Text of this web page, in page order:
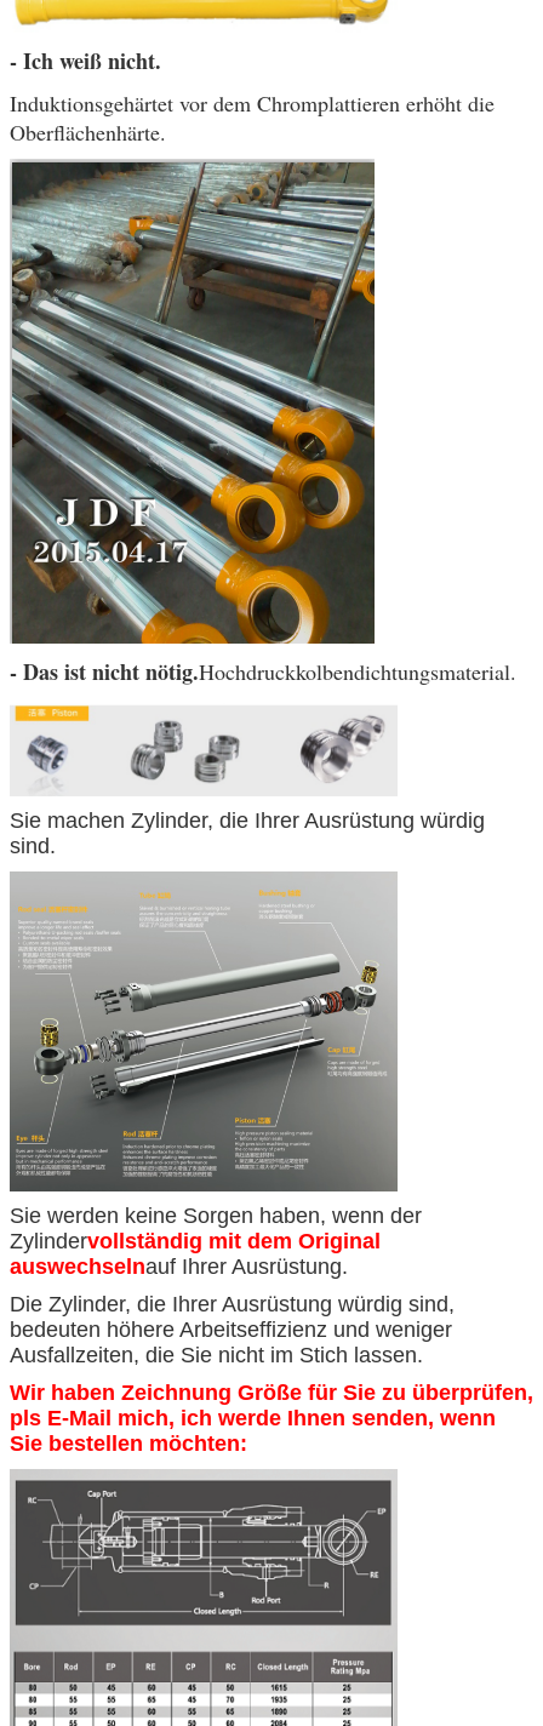
- Ich weiß nicht.
Induktionsgehärtet vor dem Chromplattieren erhöht die
Oberflächenhärte.
- Das ist nicht nötig.Hochdruckkolbendichtungsmaterial.
Sie machen Zylinder, die Ihrer Ausrüstung würdig
sind.
Sie werden keine Sorgen haben, wenn der
Zylindervollständig mit dem Original
auswechselnauf Ihrer Ausrüstung.
Die Zylinder, die Ihrer Ausrüstung würdig sind,
bedeuten höhere Arbeitseffizienz und weniger
Ausfallzeiten, die Sie nicht im Stich lassen.
Wir haben Zeichnung Größe für Sie zu überprüfen,
pls E-Mail mich, ich werde Ihnen senden, wenn
Sie bestellen möchten: